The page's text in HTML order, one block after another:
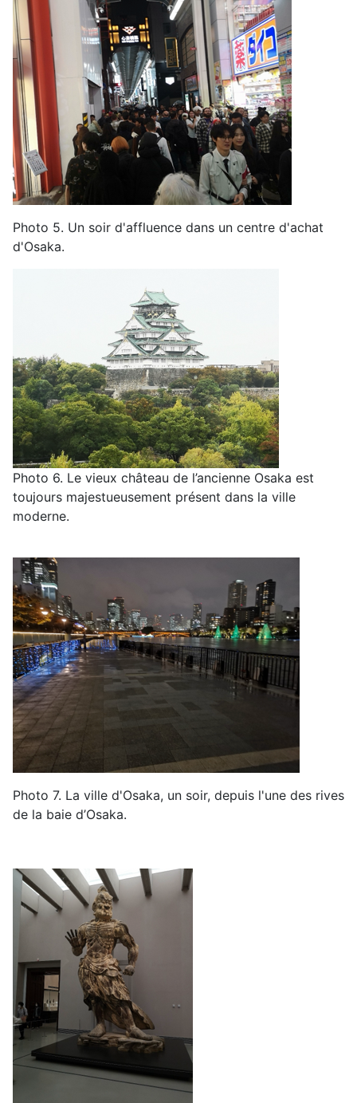
Photo 5. Un soir d'affluence dans un centre d'achat
d'Osaka.
Photo 6. Le vieux château de l’ancienne Osaka est
toujours majestueusement présent dans la ville
moderne.
Photo 7. La ville d'Osaka, un soir, depuis l'une des rives
de la baie d’Osaka.